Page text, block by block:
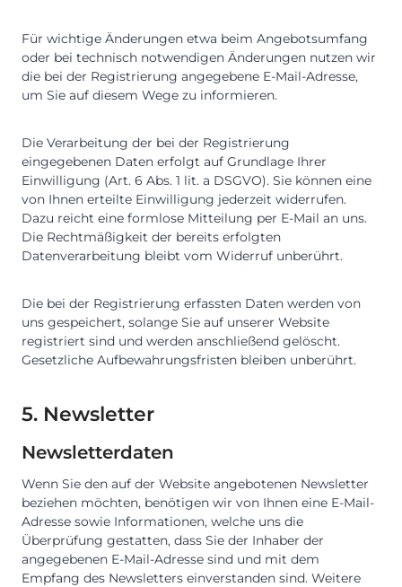
Für wichtige Änderungen etwa beim Angebotsumfang
oder bei technisch notwendigen Änderungen nutzen wir
die bei der Registrierung angegebene E-Mail-Adresse,
um Sie auf diesem Wege zu informieren.
Die Verarbeitung der bei der Registrierung
eingegebenen Daten erfolgt auf Grundlage Ihrer
Einwilligung (Art. 6 Abs. 1 lit. a DSGVO). Sie können eine
von Ihnen erteilte Einwilligung jederzeit widerrufen.
Dazu reicht eine formlose Mitteilung per E-Mail an uns.
Die Rechtmäßigkeit der bereits erfolgten
Datenverarbeitung bleibt vom Widerruf unberührt.
Die bei der Registrierung erfassten Daten werden von
uns gespeichert, solange Sie auf unserer Website
registriert sind und werden anschließend gelöscht.
Gesetzliche Aufbewahrungsfristen bleiben unberührt.
5. Newsletter
Newsletterdaten
Wenn Sie den auf der Website angebotenen Newsletter
beziehen möchten, benötigen wir von Ihnen eine E-Mail-
Adresse sowie Informationen, welche uns die
Überprüfung gestatten, dass Sie der Inhaber der
angegebenen E-Mail-Adresse sind und mit dem
Empfang des Newsletters einverstanden sind. Weitere